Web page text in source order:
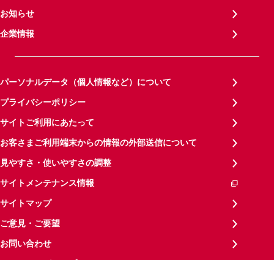
お知らせ
企業情報
パーソナルデータ（個人情報など）について
プライバシーポリシー
サイトご利用にあたって
お客さまご利用端末からの情報の外部送信について
見やすさ・使いやすさの調整
サイトメンテナンス情報
サイトマップ
ご意見・ご要望
お問い合わせ